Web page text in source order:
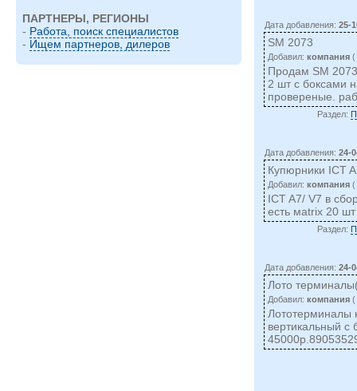
ПАРТНЕРЫ, РЕГИОНЫ
- Работа, поиск специалистов
- Ищем партнеров, дилеров
Дата добавления:25-
SM 2073
Добавил:компания (
Продам SM
2 шт с боксами
провереные.
Раздел:
Дата добавления:24-
Купюрники ICT
Добавил:компания (
ICT A7/ V7 в
есть маtrix 20
Раздел:
Дата добавления:24-
Лото
Добавил:компания (
Лототерминалы
вертикальный с